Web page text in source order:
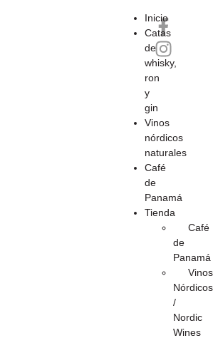
Inicio
Catas
de
whisky,
ron
y
gin
Vinos
nórdicos
naturales
Café
de
Panamá
Tienda
Café
de
Panamá
Vinos
Nórdicos
/
Nordic
Wines